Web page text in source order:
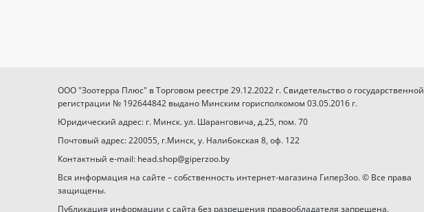
ООО "Зоотерра Плюс" в Торговом реестре 29.12.2022 г. Свидетельство о государственной
регистрации № 192644842 выдано Минским горисполкомом 03.05.2016 г.
Юридический адрес: г. Минск. ул. Шаранговича, д.25, пом. 70
Почтовый адрес: 220055, г.Минск, у. Налибокская 8, оф. 122
Контактный e-mail: head.shop@giperzoo.by
Вся информация на сайте – собственность интернет-магазина ГиперЗоо. © Все права
защищены.
Публикация информации с сайта без разрешения правообладателя запрещена.